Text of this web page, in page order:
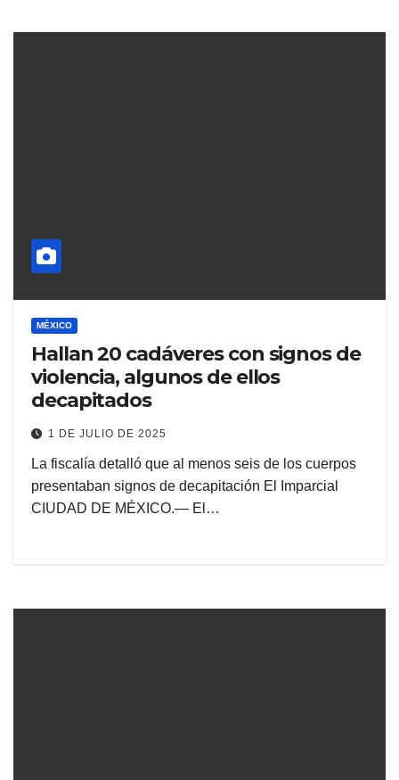
MÉXICO
Hallan 20 cadáveres con signos de
violencia, algunos de ellos
decapitados
1 DE JULIO DE 2025
La fiscalía detalló que al menos seis de los cuerpos
presentaban signos de decapitación El Imparcial
CIUDAD DE MÉXICO.— El…